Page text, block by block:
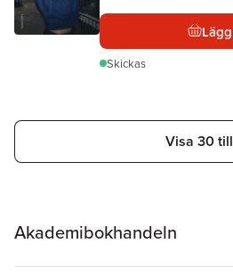
Skickas
Visa 30 till
Akademibokhandeln